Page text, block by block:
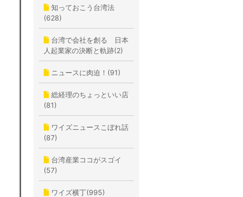
知っておこう台湾法
(628)
台湾で会社を創る 日本
人起業家の決断と軌跡(2)
ニュースに肉迫！(91)
総経理のちょっといい店
(81)
ワイズニュースこぼれ話
(87)
台湾産業ココがスゴイ
(57)
ワイズ横丁(995)